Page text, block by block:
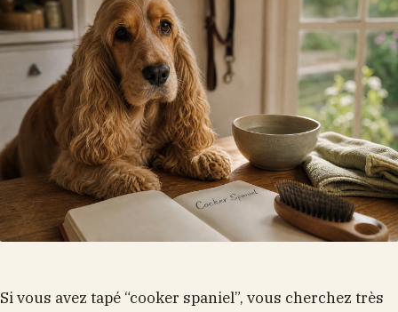
Si vous avez tapé “cooker spaniel”, vous cherchez très